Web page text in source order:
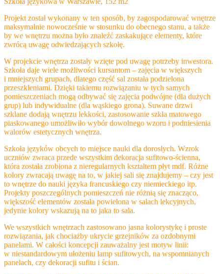
Projekt został wykonany w ten sposób, by zagospodarować wnętrze
maksymalnie nowocześnie w stosunku do obecnego stanu, a także
by we wnętrzu można było znaleźć zaskakujące elementy, które
zwrócą uwagę odwiedzających szkołę.
W projekcie wnętrza zostały wzięte pod uwagę potrzeby inwestora.
Szkoła daje wiele możliwości kursantom – zajęcia w większych
i mniejszych grupach, dlatego część sal została podzielona
przeszkleniami. Dzięki takiemu rozwiązaniu w tych samych
pomieszczeniach mogą odbywać się zajęcia podwójne (dla dużych
grup) lub indywidualne (dla wąskiego grona). Suwane drzwi
szklane dodają wnętrzu lekkości, zastosowanie szkła matowego
piaskowanego umożliwiło wybór dowolnego wzoru i podniesienia
walorów estetycznych wnętrza.
Szkoła języków obcych to miejsce nauki dla dorosłych. Wzrok
uczniów zwraca przede wszystkim dekoracja sufitowo-ścienna,
która została zrobiona z nieregularnych kształtem płyt mdf. Różne
kolory zwracają uwagę na to, w jakiej sali się znajdujemy – czy jest
to wnętrze do nauki języka francuskiego czy niemieckiego itp.
Projekty poszczególnych pomieszczeń nie różnią się znacząco,
większość elementów została powielona w salach lekcyjnych,
jedynie kolory wskazują na to jaka to sala.
We wszystkich wnętrzach zastosowano jasna kolorystykę i proste
rozwiązania, jak chociażby ukrycie grzejników za ozdobnymi
panelami. W całości koncepcji zauważalny jest motyw linii:
w niestandardowym ułożeniu lamp sufitowych, na wspomnianych
panelach, czy dekoracji sufitu i ścian.